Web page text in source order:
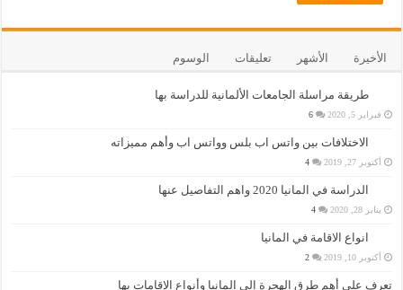
الأخيرة الأشهر تعليقات الوسوم
طريقة مراسلة الجامعات الألمانية للدراسة بها
فبراير 5, 2020 6
الاختلافات بين واتس اب بلس وواتس اب وأهم مميزاته
أكتوبر 27, 2019 4
الدراسة في المانيا 2020 واهم التفاصيل عنها
يناير 28, 2020 4
انواع الاقامة في المانيا
أكتوبر 10, 2019 2
تعرف على أهم طرق الهجرة إلى المانيا وأنواع الإقامات بها